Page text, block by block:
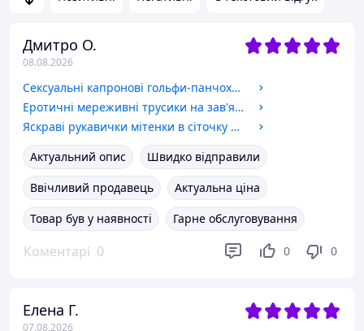
Дмитро О.
08.08.2026
Сексуальні капронові гольфи-панчохи з атласними бантами без силікону
Еротичні мереживні трусики на зав'язках з декоративними банками
Яскраві рукавички мітенки в сіточку Honey Fashion Accessories S/M/L світло-рожевий (7-43)
Актуальний опис
Швидко відправили
Ввічливий продавець
Актуальна ціна
Товар був у наявності
Гарне обслуговування
Коментарі 0 0 0
Елена Г.
07.08.2026